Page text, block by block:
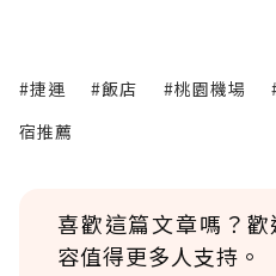
#捷運 #飯店 #桃園機場
宿推薦
喜歡這篇文章嗎？
容值得更多人支持。